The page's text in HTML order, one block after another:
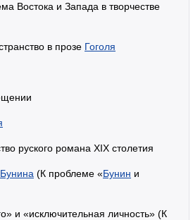
Востока и Запада в творчестве
в прозе Гоголя
руского романа XIX столетия
Бунина (К проблеме «Бунин и
и «исключительная личность» (К